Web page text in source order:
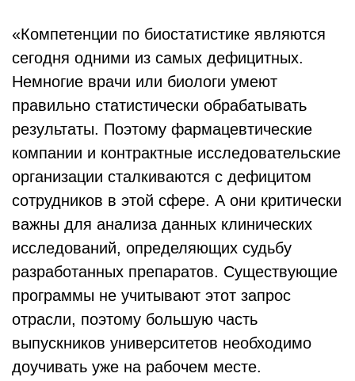
«Компетенции по биостатистике являются
сегодня одними из самых дефицитных.
Немногие врачи или биологи умеют
правильно статистически обрабатывать
результаты. Поэтому фармацевтические
компании и контрактные исследовательские
организации сталкиваются с дефицитом
сотрудников в этой сфере. А они критически
важны для анализа данных клинических
исследований, определяющих судьбу
разработанных препаратов. Существующие
программы не учитывают этот запрос
отрасли, поэтому большую часть
выпускников университетов необходимо
доучивать уже на рабочем месте.